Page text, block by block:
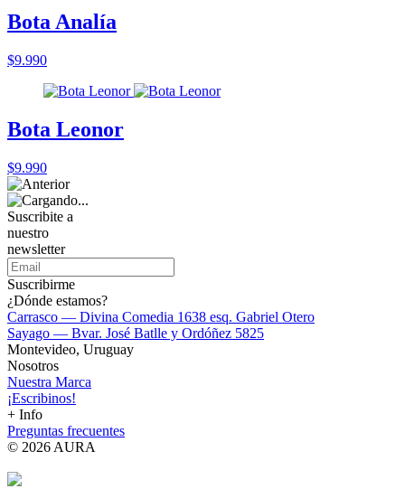
Bota Analía
$9.990
Bota Leonor
$9.990
Suscribite a
nuestro
newsletter
Suscribirme
¿Dónde estamos?
Carrasco — Divina Comedia 1638 esq. Gabriel Otero
Sayago — Bvar. José Batlle y Ordóñez 5825
Montevideo, Uruguay
Nosotros
Nuestra Marca
¡Escribinos!
+ Info
Preguntas frecuentes
© 2026 AURA